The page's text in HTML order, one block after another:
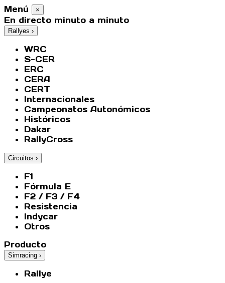
Menú ×
En directo minuto a minuto
Rallyes ›
WRC
S-CER
ERC
CERA
CERT
Internacionales
Campeonatos Autonómicos
Históricos
Dakar
RallyCross
Circuitos ›
F1
Fórmula E
F2 / F3 / F4
Resistencia
Indycar
Otros
Producto
Simracing ›
Rallye